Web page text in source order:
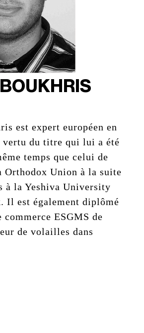
est expert européen en
vertu du titre qui lui a été
temps que celui de
Orthodox Union à la suite
à la Yeshiva University
Il est également diplômé
commerce ESGMS de
de volailles dans